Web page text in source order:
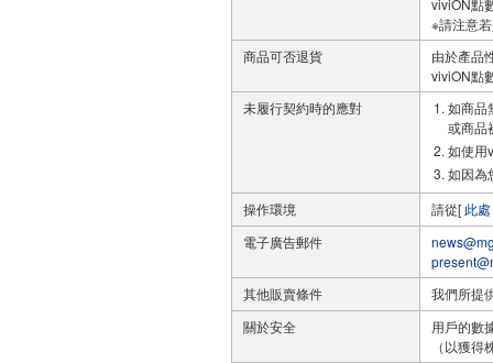
viviON點
※請注意
商品可否退貨
由於產品
viviON點
未履行契約時的應對
如商品
或商品
如使用
如因為
操作環境
請從[ 此處
電子廣告郵件
其他販賣條件
我們所提
關於安全
用戶的數
（以獲